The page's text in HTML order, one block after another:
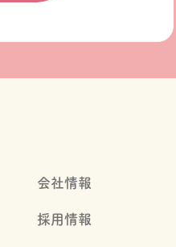
会社情報
採用情報